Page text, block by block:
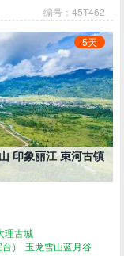
编号：45T462
印象丽江 束河古镇
5天
理古城
）
玉龙雪山蓝月谷